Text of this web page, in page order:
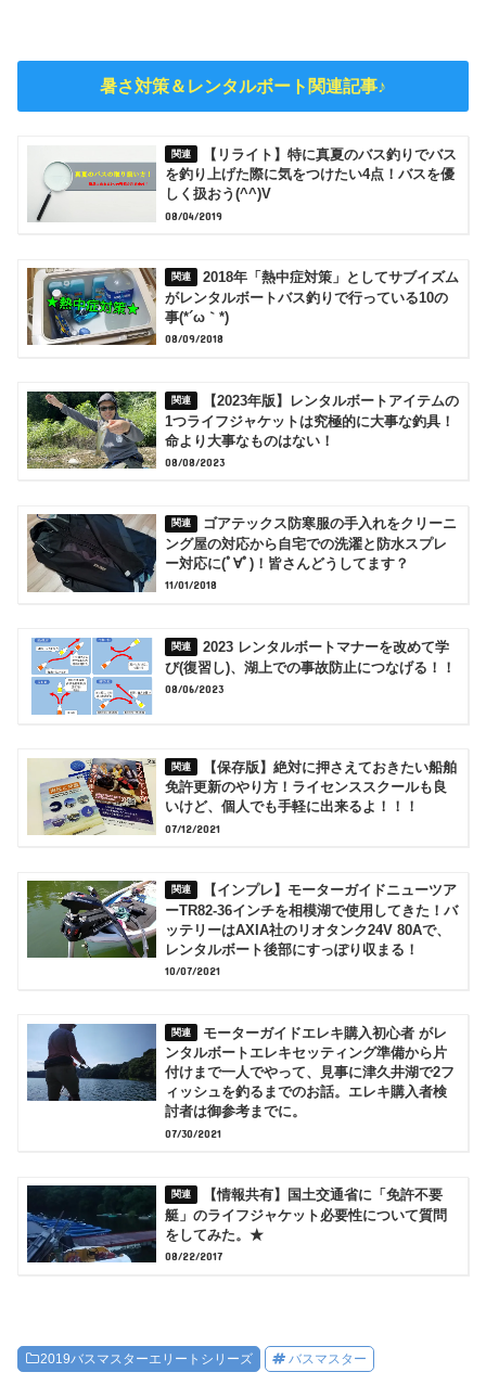
暑さ対策＆レンタルボート関連記事♪
【リライト】特に真夏のバス釣りでバス
を釣り上げた際に気をつけたい4点！バスを優
しく扱おう(^^)V
08/04/2019
2018年「熱中症対策」としてサブイズム
がレンタルボートバス釣りで行っている10の
事(*´ω｀*)
08/09/2018
【2023年版】レンタルボートアイテムの
1つライフジャケットは究極的に大事な釣具！
命より大事なものはない！
08/08/2023
ゴアテックス防寒服の手入れをクリーニ
ング屋の対応から自宅での洗濯と防水スプレ
ー対応に(ﾟ∀ﾟ)！皆さんどうしてます？
11/01/2018
2023 レンタルボートマナーを改めて学
び(復習し)、湖上での事故防止につなげる！！
08/06/2023
【保存版】絶対に押さえておきたい船舶
免許更新のやり方！ライセンススクールも良
いけど、個人でも手軽に出来るよ！！！
07/12/2021
【インプレ】モーターガイドニューツア
ーTR82-36インチを相模湖で使用してきた！バ
ッテリーはAXIA社のリオタンク24V 80Aで、
レンタルボート後部にすっぽり収まる！
10/07/2021
モーターガイドエレキ購入初心者 がレ
ンタルボートエレキセッティング準備から片
付けまで一人でやって、見事に津久井湖で2フ
ィッシュを釣るまでのお話。エレキ購入者検
討者は御参考までに。
07/30/2021
【情報共有】国土交通省に「免許不要
艇」のライフジャケット必要性について質問
をしてみた。★
08/22/2017
2019バスマスターエリートシリーズ バスマスター